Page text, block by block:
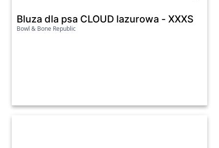
Bluza dla psa CLOUD lazurowa - XXXS
Bowl & Bone Republic